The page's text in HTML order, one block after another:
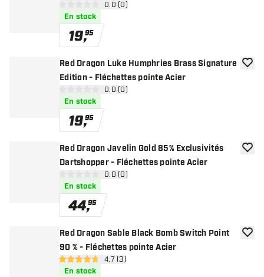
ouvrir le panneau des avis
0 étoiles de notation
0.0 (0)
En stock
19,95
Red Dragon Luke Humphries Brass Signature
Edition - Fléchettes pointe Acier
ouvrir le panneau des avis
0 étoiles de notation
0.0 (0)
En stock
19,95
Red Dragon Javelin Gold 85% Exclusivités
Dartshopper - Fléchettes pointe Acier
ouvrir le panneau des avis
0 étoiles de notation
0.0 (0)
En stock
44,95
Red Dragon Sable Black Bomb Switch Point
90 % - Fléchettes pointe Acier
ouvrir le panneau des avis
4.7 étoiles de notation
4.7 (3)
En stock